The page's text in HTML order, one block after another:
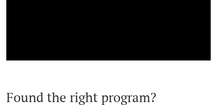
Found the right program?